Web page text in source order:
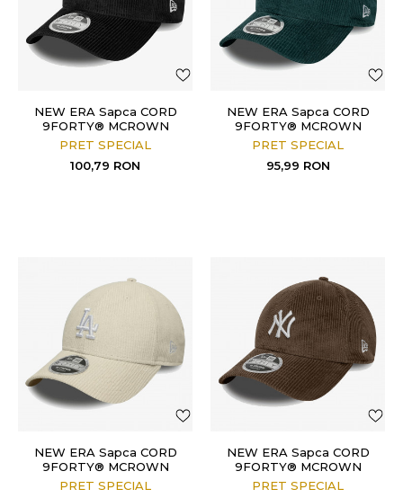
NEW ERA Sapca CORD
9FORTY® MCROWN
PRET SPECIAL
100,79 RON
NEW ERA Sapca CORD
9FORTY® MCROWN
PRET SPECIAL
95,99 RON
NEW ERA Sapca CORD
9FORTY® MCROWN
PRET SPECIAL
NEW ERA Sapca CORD
9FORTY® MCROWN
PRET SPECIAL